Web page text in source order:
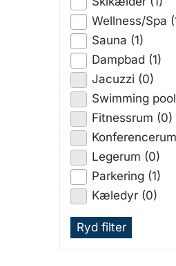
Wellness/Spa
Sauna (1)
Dampbad (1)
Jacuzzi (0)
Swimming
Fitnessrum (0)
Legerum (0)
Parkering (1)
Kæledyr (0)
Ryd filter